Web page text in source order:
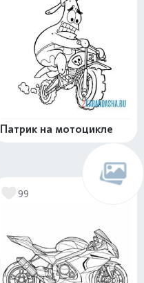
Патрик на мотоцикле
99